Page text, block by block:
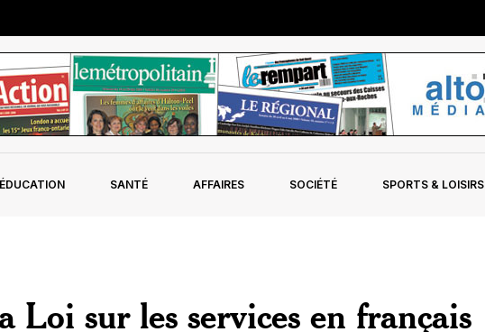
ÉDUCATION SANTÉ AFFAIRES SOCIÉTÉ SPORTS & LOISIRS
Loi sur les services en français